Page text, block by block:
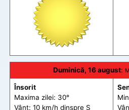
Duminică, 16 august:
Însorit
Maxima zilei: 30°
Vânt: 10 km/h dinspre S